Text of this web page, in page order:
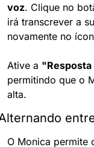
voz. Clique no
irá transcrever a
novamente no
Ative a
permitindo que o
alta.
O Monica permite